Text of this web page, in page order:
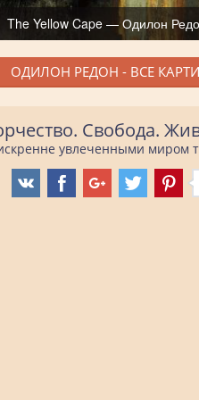
The Yellow Cape — Одилон
ОДИЛОН РЕДОН - ВСЕ
Свобода.
увлеченными миром